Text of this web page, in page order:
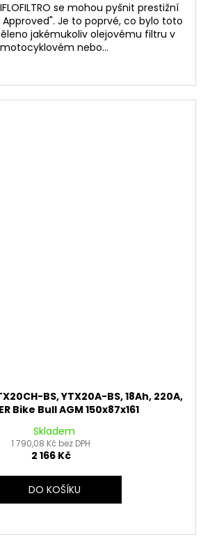
se mohou pyšnit prestižní
Approved". Je to poprvé, co bylo toto
jakémukoliv olejovému filtru v
motocyklovém nebo...
BS, YTX20A-BS, 18Ah, 220A,
Bike Bull AGM 150x87x161
Skladem
1 790,08 Kč bez DPH
2 166 Kč
DO KOŠÍKU